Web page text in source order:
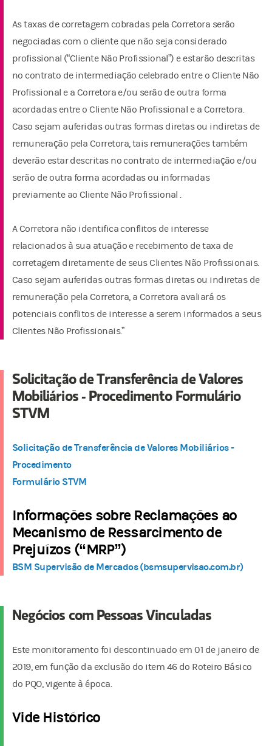
As taxas de corretagem cobradas pela Corretora serão
negociadas com o cliente que não seja considerado
profissional (“Cliente Não Profissional”) e estarão descritas
no contrato de intermediação celebrado entre o Cliente Não
Profissional e a Corretora e/ou serão de outra forma
acordadas entre o Cliente Não Profissional e a Corretora.
Caso sejam auferidas outras formas diretas ou indiretas de
remuneração pela Corretora, tais remunerações também
deverão estar descritas no contrato de intermediação e/ou
serão de outra forma acordadas ou informadas
previamente ao Cliente Não Profissional .
A Corretora não identifica conflitos de interesse
relacionados à sua atuação e recebimento de taxa de
corretagem diretamente de seus Clientes Não Profissionais.
Caso sejam auferidas outras formas diretas ou indiretas de
remuneração pela Corretora, a Corretora avaliará os
potenciais conflitos de interesse a serem informados a seus
Clientes Não Profissionais.”
Solicitação de Transferência de Valores
Mobiliários - Procedimento Formulário
STVM
Solicitação de Transferência de Valores Mobiliários -
Procedimento
Formulário STVM
Informações sobre Reclamações ao
Mecanismo de Ressarcimento de
Prejuízos (“MRP”)
BSM Supervisão de Mercados (bsmsupervisao.com.br)
Negócios com Pessoas Vinculadas
Este monitoramento foi descontinuado em 01 de janeiro de
2019, em função da exclusão do item 46 do Roteiro Básico
do PQO, vigente à época.
Vide Histórico